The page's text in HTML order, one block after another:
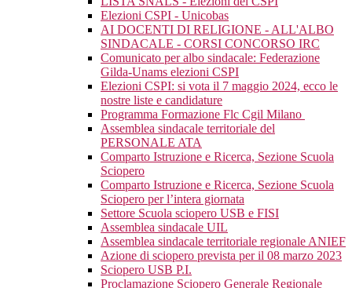
Elezioni CSPI - Unicobas
AI DOCENTI DI RELIGIONE - ALL'ALBO
SINDACALE - CORSI CONCORSO IRC
Comunicato per albo sindacale: Federazione
Gilda-Unams elezioni CSPI
Elezioni CSPI: si vota il 7 maggio 2024, ecco le
nostre liste e candidature
Programma Formazione Flc Cgil Milano
Assemblea sindacale territoriale del
PERSONALE ATA
Comparto Istruzione e Ricerca, Sezione Scuola
Sciopero
Comparto Istruzione e Ricerca, Sezione Scuola
Sciopero per l’intera giornata
Settore Scuola sciopero USB e FISI
Assemblea sindacale UIL
Assemblea sindacale territoriale regionale ANIEF
Azione di sciopero prevista per il 08 marzo 2023
Sciopero USB P.I.
Proclamazione Sciopero Generale Regionale